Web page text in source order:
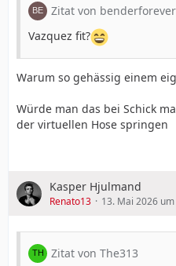
Zitat von benderforever
Vazquez fit?
Warum so gehässig einem
Würde man das bei Schick
der virtuellen Hose springen
Kasper Hjulmand
Renato13 13. Mai 2026 um
Zitat von The313